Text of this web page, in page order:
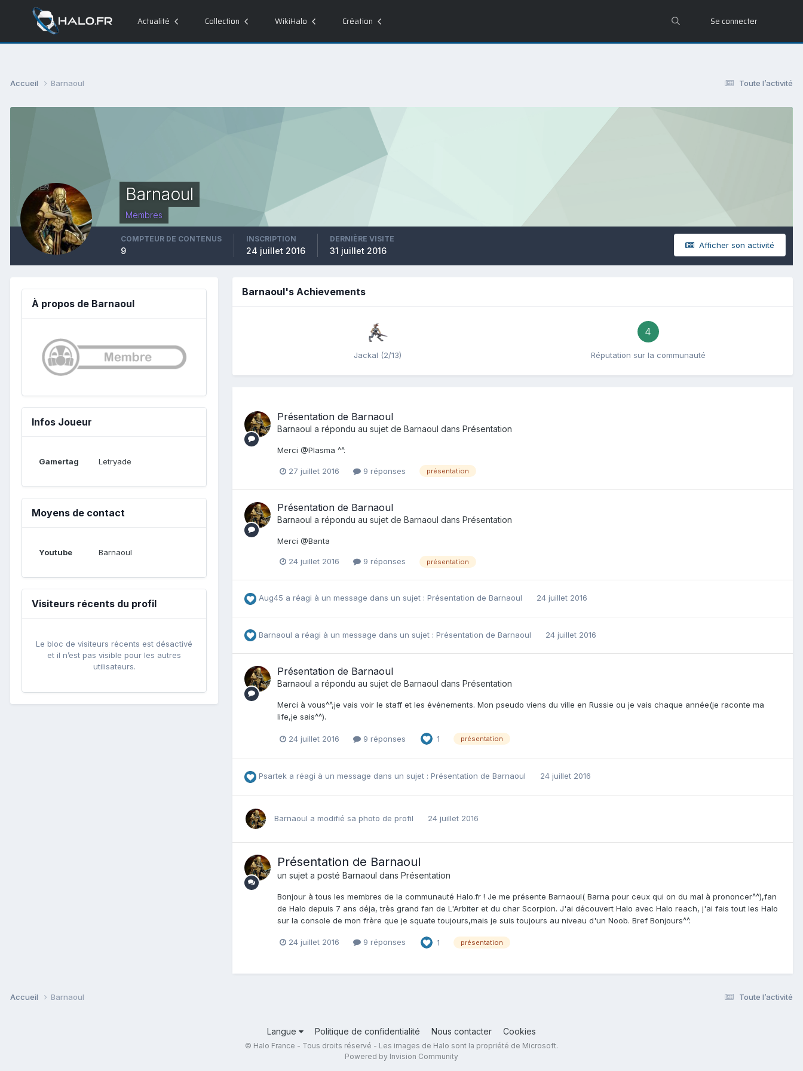
Actualité Collection WikiHalo Création Se connecter
Toute l’activité
Accueil Barnaoul
Barnaoul
Membres
Afficher son activité
COMPTEUR DE CONTENUS
9
INSCRIPTION
24 juillet 2016
DERNIÈRE VISITE
31 juillet 2016
À propos de Barnaoul
Infos Joueur
Gamertag Letryade
Moyens de contact
Youtube Barnaoul
Visiteurs récents du profil
Le bloc de visiteurs récents est désactivé
et il n’est pas visible pour les autres
utilisateurs.
Barnaoul's Achievements
Jackal (2/13)
4
Réputation sur la communauté
Présentation de Barnaoul
Barnaoul a répondu au sujet de Barnaoul dans Présentation
Merci @Plasma ^^.
27 juillet 2016 9 réponses présentation
Présentation de Barnaoul
Barnaoul a répondu au sujet de Barnaoul dans Présentation
Merci @Banta
24 juillet 2016 9 réponses présentation
Aug45 a réagi à un message dans un sujet : Présentation de Barnaoul 24 juillet 2016
Barnaoul a réagi à un message dans un sujet : Présentation de Barnaoul 24 juillet 2016
Présentation de Barnaoul
Barnaoul a répondu au sujet de Barnaoul dans Présentation
Merci à vous^^,je vais voir le staff et les événements. Mon pseudo viens du ville en Russie ou je vais chaque année(je raconte ma
life,je sais^^).
24 juillet 2016 9 réponses 1 présentation
Psartek a réagi à un message dans un sujet : Présentation de Barnaoul 24 juillet 2016
Barnaoul a modifié sa photo de profil 24 juillet 2016
Présentation de Barnaoul
un sujet a posté Barnaoul dans Présentation
Bonjour à tous les membres de la communauté Halo.fr ! Je me présente Barnaoul( Barna pour ceux qui on du mal à prononcer^^),fan
de Halo depuis 7 ans déja, très grand fan de L'Arbiter et du char Scorpion. J'ai découvert Halo avec Halo reach, j'ai fais tout les Halo
sur la console de mon frère que je squate toujours,mais je suis toujours au niveau d'un Noob. Bref Bonjours^^.
24 juillet 2016 9 réponses 1 présentation
Toute l’activité
Accueil Barnaoul
Langue Politique de confidentialité Nous contacter Cookies
© Halo France - Tous droits réservé - Les images de Halo sont la propriété de Microsoft.
Powered by Invision Community